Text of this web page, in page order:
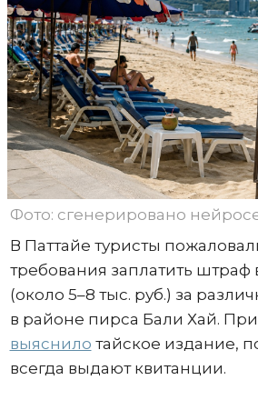
Фото: сгенерировано
В Паттайе туристы
требования заплатить штраф
(около 5–8 тыс. руб.) за
в районе пирса Бали Хай. При
выяснило тайское издание,
всегда выдают квитанции.